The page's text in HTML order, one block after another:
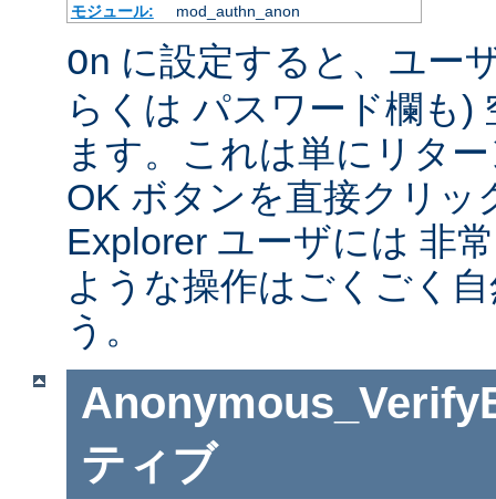
モジュール:
mod_authn_anon
On に設定すると、ユー
らくは パスワード欄も)
ます。これは単にリタ
OK ボタンを直接クリッ
Explorer ユーザには 非
ような操作はごくごく
う。
ティブ